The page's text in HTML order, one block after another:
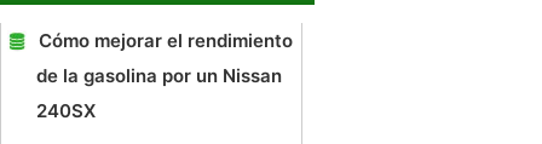
Cómo mejorar el rendimiento
de la gasolina por un Nissan
240SX